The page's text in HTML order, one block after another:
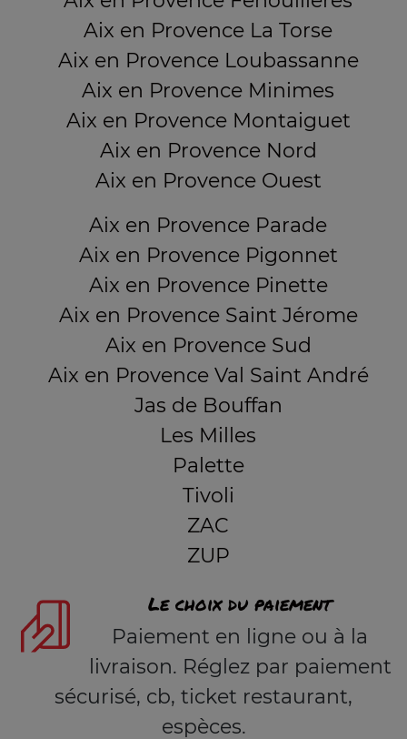
Aix en Provence La Torse
Aix en Provence Loubassanne
Aix en Provence Minimes
Aix en Provence Montaiguet
Aix en Provence Nord
Aix en Provence Ouest
Aix en Provence Parade
Aix en Provence Pigonnet
Aix en Provence Pinette
Aix en Provence Saint Jérome
Aix en Provence Sud
Aix en Provence Val Saint André
Jas de Bouffan
Les Milles
Palette
Tivoli
ZAC
ZUP
Le choix du paiement
Paiement en ligne ou à la
livraison. Réglez par paiement
sécurisé, cb, ticket restaurant,
espèces.